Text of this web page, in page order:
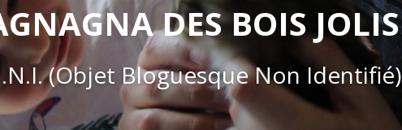
DES BOIS JOLIS
(Objet Bloguesque Non Identifié)